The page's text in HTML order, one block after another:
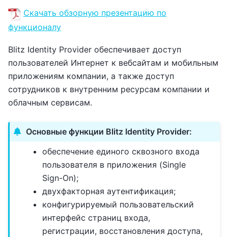
Скачать обзорную презентацию по
функционалу
Blitz Identity Provider обеспечивает доступ
пользователей Интернет к вебсайтам и мобильным
приложениям компании, а также доступ
сотрудников к внутренним ресурсам компании и
облачным сервисам.
Основные функции Blitz Identity Provider:
обеспечение единого сквозного входа
пользователя в приложения (Single
Sign-On);
двухфакторная аутентификация;
конфигурируемый пользовательский
интерфейс страниц входа,
регистрации, восстановления доступа,